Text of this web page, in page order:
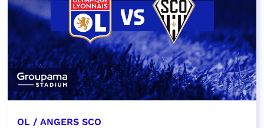
OL / ANGERS SCO